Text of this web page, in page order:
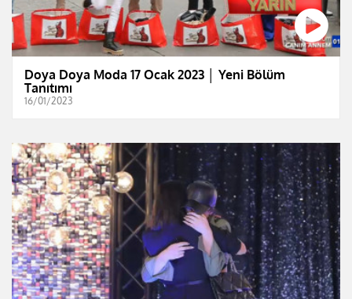
Doya Doya Moda 17 Ocak 2023 │ Yeni Bölüm
Tanıtımı
16/01/2023